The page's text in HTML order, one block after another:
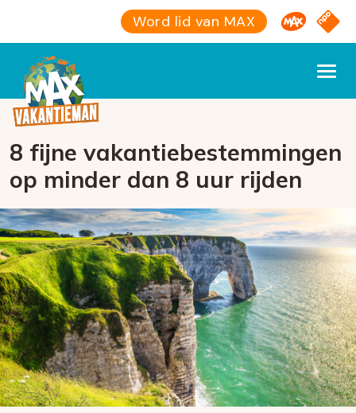
Word lid van MAX Omroep
NPO
8 fijne vakantiebestemmingen
op minder dan 8 uur rijden